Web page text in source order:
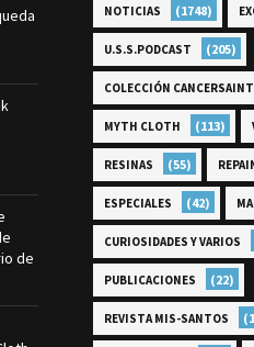
de
NOTICIAS (1748)
U.S.S.PODCAST (205)
COLECCIÓN CANCERSAINT
MYTH CLOTH (113)
RESINAS (55)
ESPECIALES (42)
CURIOSIDADES Y VARIOS
PUBLICACIONES (22)
REVISTA MIS-SANTOS